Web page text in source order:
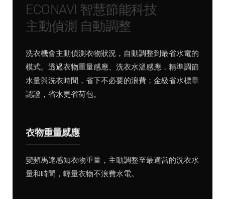
ECONAVI 智慧節能科技
主動偵測 自動調整
洗衣機會主動偵測衣物狀況，自動調整到最省水電的
模式。透過衣物重量感應、洗衣水溫感應，精準調節
水量與洗衣時間，省下不必要的浪費；金級省水標章
認證，省水更省荷包。
衣物重量感應
變頻馬達感知衣物重量，主動調整至最適當的洗衣水
量和時間，輕量衣物不浪費水電。